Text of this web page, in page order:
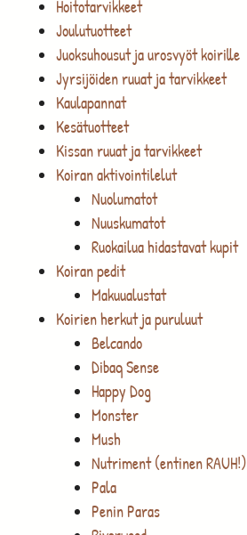
Hoitotarvikkeet
Joulutuotteet
Juoksuhousut ja urosvyöt koirille
Jyrsijöiden ruuat ja tarvikkeet
Kaulapannat
Kesätuotteet
Kissan ruuat ja tarvikkeet
Koiran aktivointilelut
Nuolumatot
Nuuskumatot
Ruokailua hidastavat kupit
Koiran pedit
Makuualustat
Koirien herkut ja puruluut
Belcando
Dibaq Sense
Happy Dog
Monster
Mush
Nutriment (entinen RAUH!)
Pala
Penin Paras